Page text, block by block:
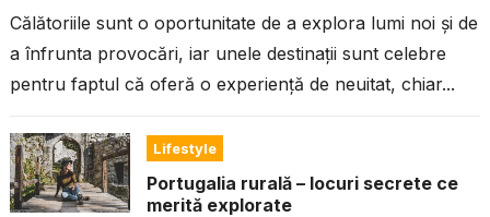
Călătoriile sunt o oportunitate de a explora lumi noi și de
a înfrunta provocări, iar unele destinații sunt celebre
pentru faptul că oferă o experiență de neuitat, chiar...
Lifestyle
Portugalia rurală – locuri secrete ce
merită explorate